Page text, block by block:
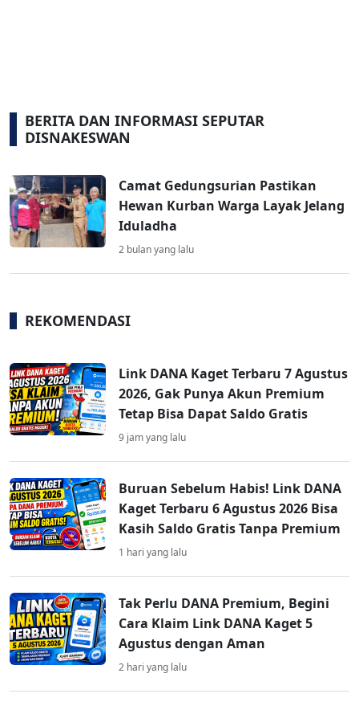
BERITA DAN INFORMASI SEPUTAR
DISNAKESWAN
Camat Gedungsurian Pastikan
Hewan Kurban Warga Layak Jelang
Iduladha
2 bulan yang lalu
REKOMENDASI
Link DANA Kaget Terbaru 7 Agustus
2026, Gak Punya Akun Premium
Tetap Bisa Dapat Saldo Gratis
9 jam yang lalu
Buruan Sebelum Habis! Link DANA
Kaget Terbaru 6 Agustus 2026 Bisa
Kasih Saldo Gratis Tanpa Premium
1 hari yang lalu
Tak Perlu DANA Premium, Begini
Cara Klaim Link DANA Kaget 5
Agustus dengan Aman
2 hari yang lalu